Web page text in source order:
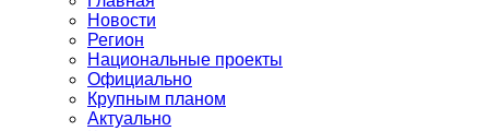
Новости
Регион
Национальные проекты
Официально
Крупным планом
Актуально